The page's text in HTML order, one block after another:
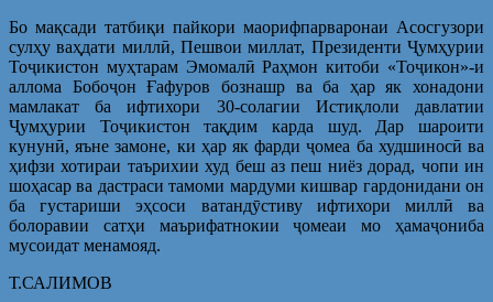
Бо мақсади татбиқи пайкори маорифпарваронаи Асосгузори
сулҳу ваҳдати миллӣ, Пешвои миллат, Президенти Ҷумҳурии
Тоҷикистон муҳтарам Эмомалӣ Раҳмон китоби «Тоҷикон»-и
аллома Бобоҷон Ғафуров бознашр ва ба ҳар як хонадони
мамлакат ба ифтихори 30-солагии Истиқлоли давлатии
Ҷумҳурии Тоҷикистон тақдим карда шуд. Дар шароити
кунунӣ, яъне замоне, ки ҳар як фарди ҷомеа ба худшиносӣ ва
ҳифзи хотираи таърихии худ беш аз пеш ниёз дорад, чопи ин
шоҳасар ва дастраси тамоми мардуми кишвар гардонидани он
ба густариши эҳсоси ватандӯстиву ифтихори миллӣ ва
болоравии сатҳи маърифатнокии ҷомеаи мо ҳамаҷониба
мусоидат менамояд.
Т.САЛИМОВ